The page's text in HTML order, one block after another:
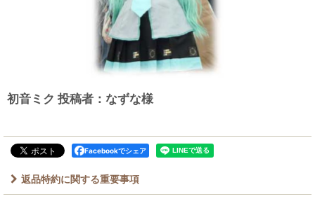
初音ミク 投稿者：なずな様
Facebookでシェア
返品特約に関する重要事項